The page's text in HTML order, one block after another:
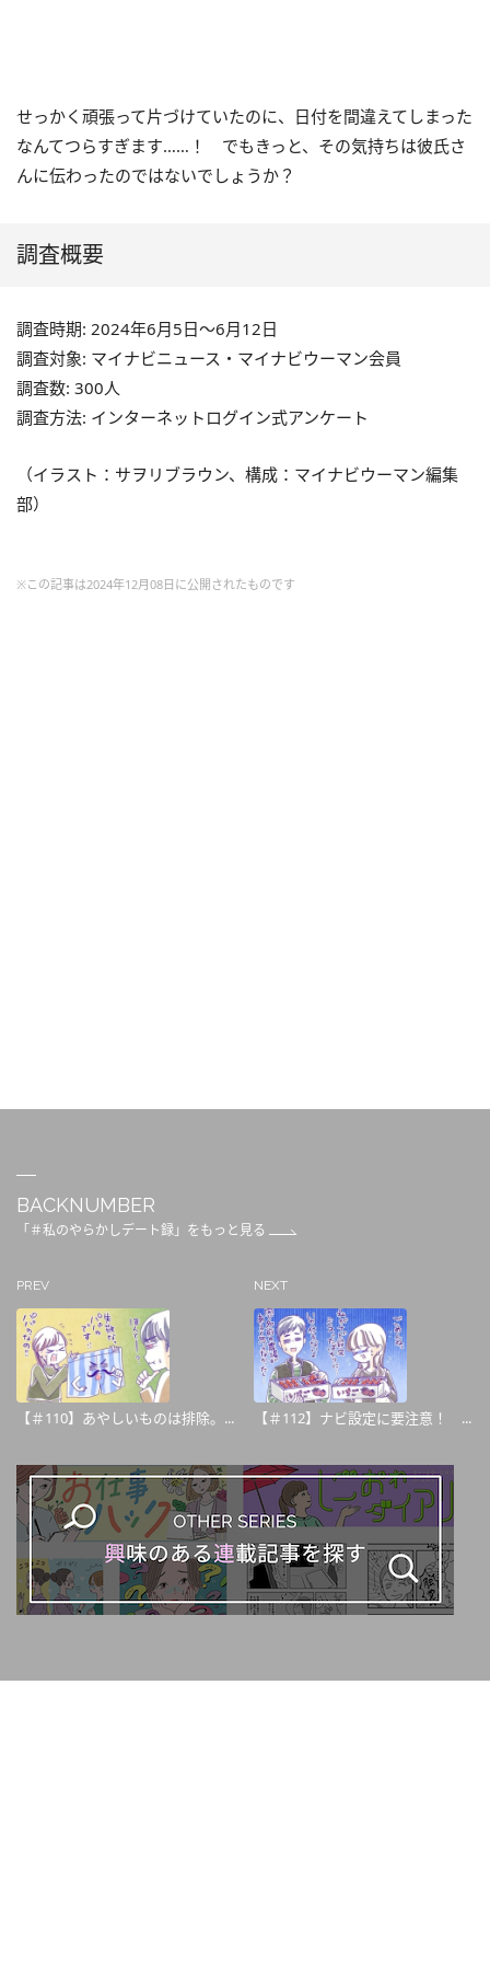
せっかく頑張って片づけていたのに、日付を間違えてしまった
なんてつらすぎます……！ でもきっと、その気持ちは彼氏さ
んに伝わったのではないでしょうか？
調査概要
調査時期: 2024年6月5日～6月12日
調査対象: マイナビニュース・マイナビウーマン会員
調査数: 300人
調査方法: インターネットログイン式アンケート
（イラスト：サヲリブラウン、構成：マイナビウーマン編集
部）
※この記事は2024年12月08日に公開されたものです
BACKNUMBER
「＃私のやらかしデート録」をもっと見る
PREV
【＃110】あやしいものは排除。...
NEXT
【＃112】ナビ設定に要注意！ ...